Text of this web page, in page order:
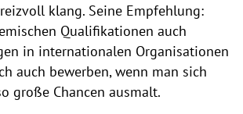
klang. Seine Empfehlung:
Qualifikationen auch
in internationalen Organisationen
auch bewerben, wenn man sich
große Chancen ausmalt.